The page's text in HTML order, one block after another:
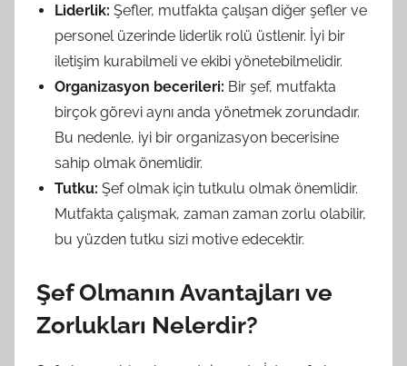
Liderlik: Şefler, mutfakta çalışan diğer şefler ve
personel üzerinde liderlik rolü üstlenir. İyi bir
iletişim kurabilmeli ve ekibi yönetebilmelidir.
Organizasyon becerileri: Bir şef, mutfakta
birçok görevi aynı anda yönetmek zorundadır.
Bu nedenle, iyi bir organizasyon becerisine
sahip olmak önemlidir.
Tutku: Şef olmak için tutkulu olmak önemlidir.
Mutfakta çalışmak, zaman zaman zorlu olabilir,
bu yüzden tutku sizi motive edecektir.
Şef Olmanın Avantajları ve
Zorlukları Nelerdir?